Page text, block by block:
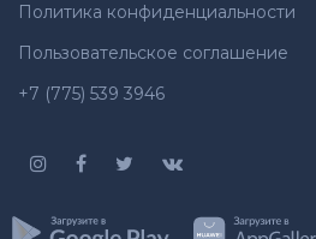
Политика конфиденциальности
Пользовательское соглашение
+7 (775) 539 3946